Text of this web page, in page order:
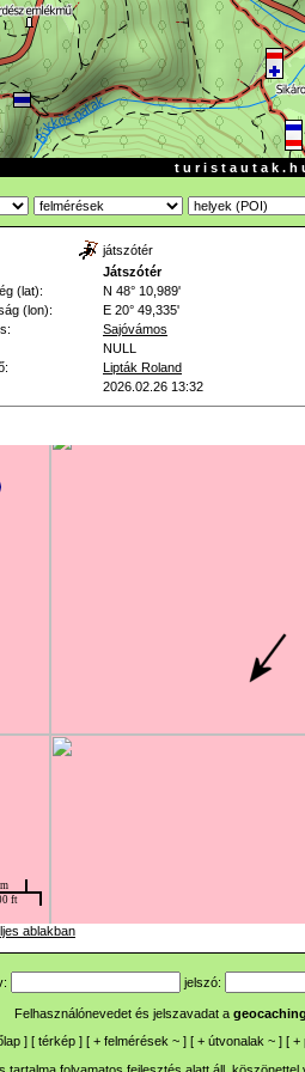
t u r i s t a u t a k . h
játszótér
Játszótér
(lat):
N 48° 10,989'
(lon):
E 20° 49,335'
Sajóvámos
NULL
Lipták Roland
2026.02.26 13:32
ablakban
jelszó:
Felhasználónevedet és jelszavadat a
] [ térkép ] [ + felmérések ~ ] [ + útvonalak ~ ] [ +